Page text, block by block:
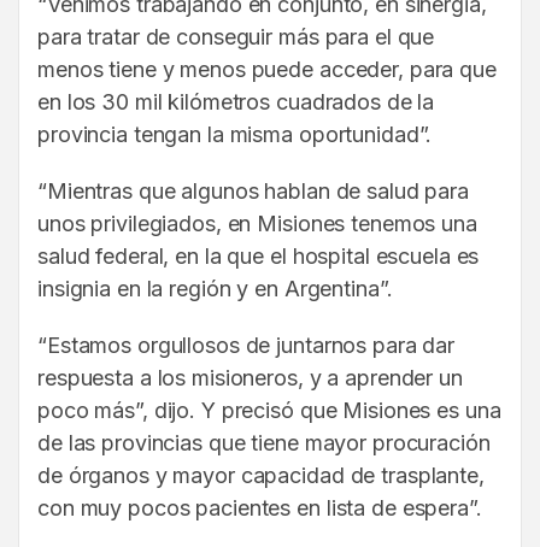
para tratar de conseguir más para el que
menos tiene y menos puede acceder, para que
en los 30 mil kilómetros cuadrados de la
provincia tengan la misma oportunidad”.
“Mientras que algunos hablan de salud para
unos privilegiados, en Misiones tenemos una
salud federal, en la que el hospital escuela es
insignia en la región y en Argentina”.
“Estamos orgullosos de juntarnos para dar
respuesta a los misioneros, y a aprender un
poco más”, dijo. Y precisó que Misiones es una
de las provincias que tiene mayor procuración
de órganos y mayor capacidad de trasplante,
con muy pocos pacientes en lista de espera”.